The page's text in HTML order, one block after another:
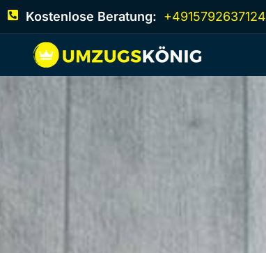
Kostenlose Beratung: +4915792637124